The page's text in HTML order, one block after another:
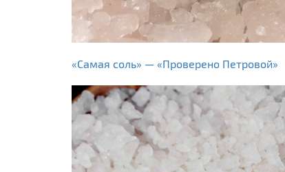
«Самая соль» — «Проверено Петровой»